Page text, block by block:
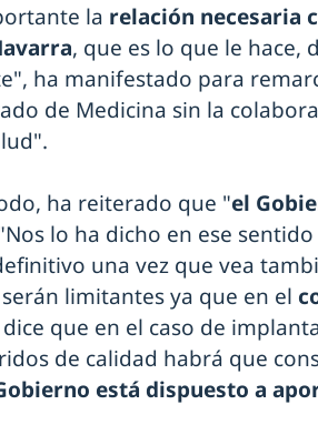
la relación necesaria
, que es lo que le hace,
ha manifestado para
de Medicina sin la
ha reiterado que "el
lo ha dicho en ese
una vez que vea
limitantes ya que en el
dice que en el caso de
de calidad habrá que
está dispuesto a